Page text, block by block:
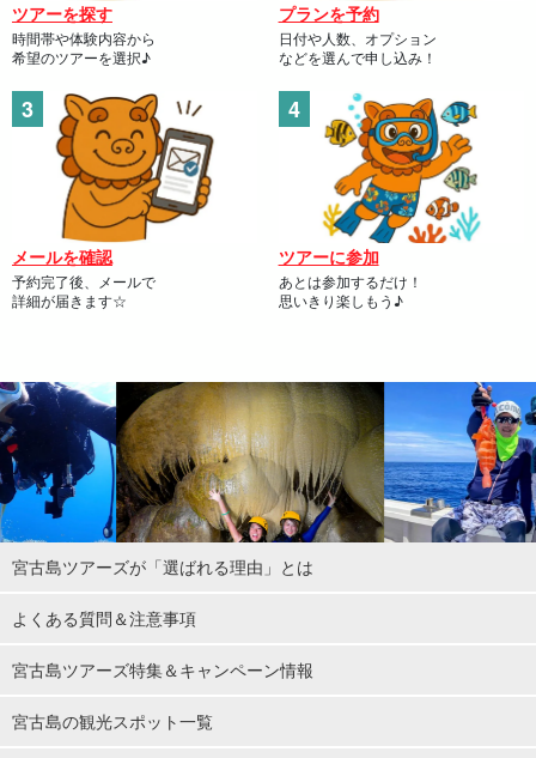
ツアーを探す
時間帯や体験内容から
希望のツアーを選択♪
プランを予約
日付や人数、オプション
などを選んで申し込み！
メールを確認
予約完了後、メールで
詳細が届きます☆
ツアーに参加
あとは参加するだけ！
思いきり楽しもう♪
宮古島ツアーズが「選ばれる理由」とは
よくある質問＆注意事項
宮古島ツアーズ特集＆キャンペーン情報
宮古島の観光スポット一覧